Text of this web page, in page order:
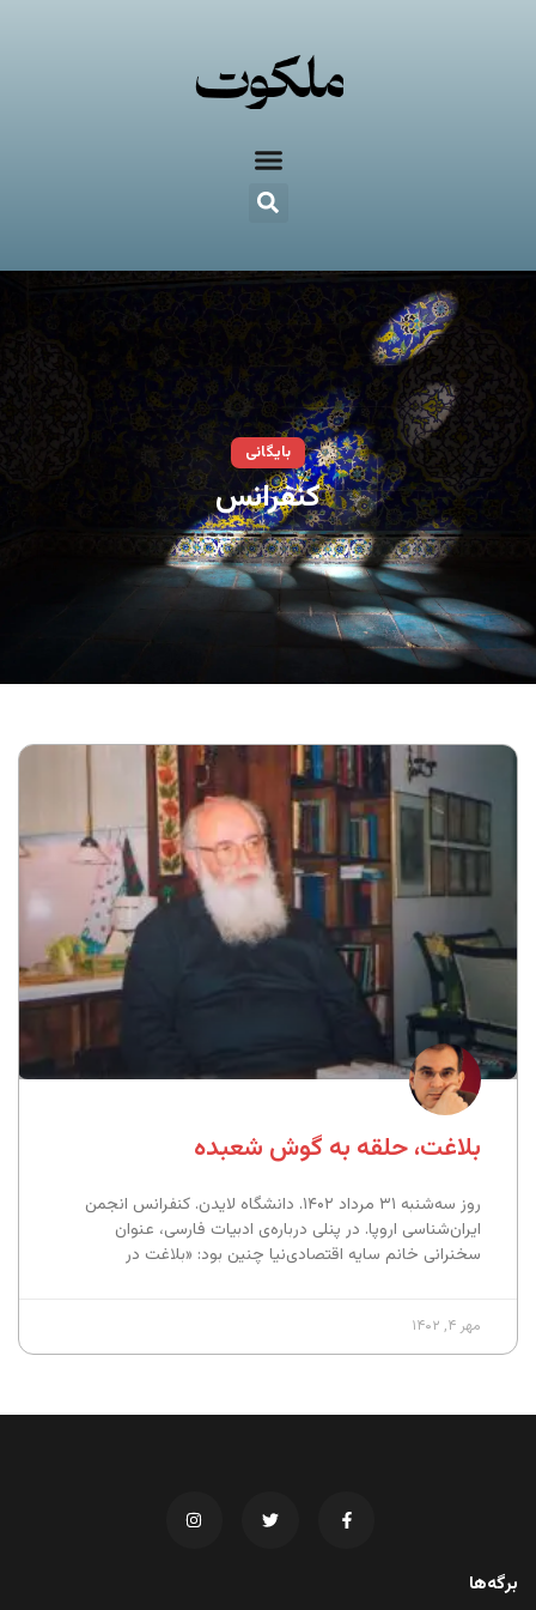
بایگانی
کنفرانس
بلاغت، حلقه به گوش شعبده
روز سه‌شنبه ۳۱ مرداد ۱۴۰۲. دانشگاه لایدن. کنفرانس انجمن
ایران‌شناسی اروپا. در پنلی درباره‌ی ادبیات فارسی، عنوان
سخنرانی خانم سایه اقتصادی‌نیا چنین بود: «بلاغت در
مهر ۴, ۱۴۰۲
برگه‌ها